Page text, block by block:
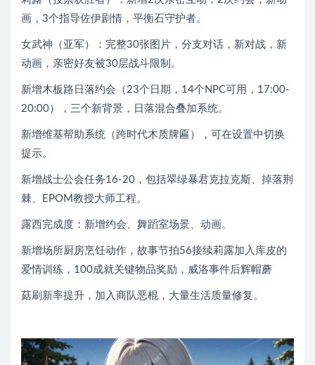
画，3个指导佐伊剧情，平衡石守护者。
女武神（亚军）：完整30张图片，分支对话，新对战，新
动画，亲密好友被30层战斗限制。
新增木板路日落约会（23个日期，14个NPC可用，17:00-
20:00），三个新背景，日落混合叠加系统。
新增维基帮助系统（跨时代木质牌匾），可在设置中切换
提示。
新增战士公会任务16-20，包括翠绿暴君克拉克斯、掉落荆
棘、EPOM教授大师工程。
露西完成度：新增约会、舞蹈室场景、动画。
新增场所厨房烹饪动作，故事节拍56接续莉露加入库皮的
爱情训练，100成就关键物品奖励，威洛事件后辉帽蘑
菇刷新率提升，加入商队恶棍，大量生活质量修复。